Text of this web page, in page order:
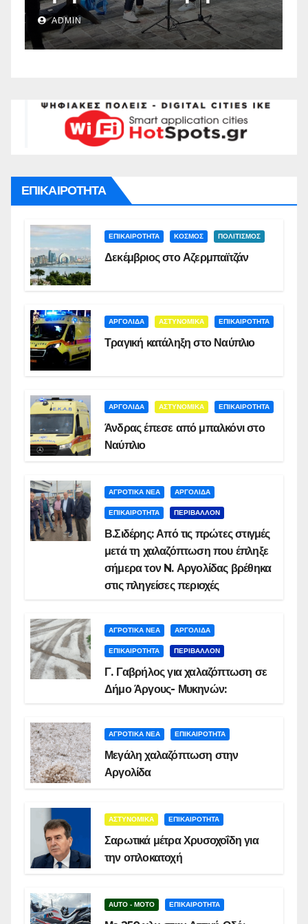
Ναυπλιέων(vid)
ADMIN
ΕΠΙΚΑΙΡΟΤΗΤΑ
ΕΠΙΚΑΙΡΟΤΗΤΑ ΚΟΣΜΟΣ ΠΟΛΙΤΙΣΜΟΣ
Δεκέμβριος στο Αζερμπαϊτζάν
ΑΡΓΟΛΙΔΑ ΑΣΤΥΝΟΜΙΚΑ ΕΠΙΚΑΙΡΟΤΗΤΑ
Τραγική κατάληξη στο Ναύπλιο
ΑΡΓΟΛΙΔΑ ΑΣΤΥΝΟΜΙΚΑ ΕΠΙΚΑΙΡΟΤΗΤΑ
Άνδρας έπεσε από μπαλκόνι στο
Ναύπλιο
ΑΓΡΟΤΙΚΑ ΝΕΑ ΑΡΓΟΛΙΔΑ
ΕΠΙΚΑΙΡΟΤΗΤΑ ΠΕΡΙΒΑΛΛΟΝ
Β.Σιδέρης: Από τις πρώτες στιγμές
μετά τη χαλαζόπτωση που έπληξε
σήμερα τον N. Αργολίδας βρέθηκα
στις πληγείσες περιοχές
ΑΓΡΟΤΙΚΑ ΝΕΑ ΑΡΓΟΛΙΔΑ
ΕΠΙΚΑΙΡΟΤΗΤΑ ΠΕΡΙΒΑΛΛΟΝ
Γ. Γαβρήλος για χαλαζόπτωση σε
Δήμο Άργους- Μυκηνών:
ΑΓΡΟΤΙΚΑ ΝΕΑ ΕΠΙΚΑΙΡΟΤΗΤΑ
Μεγάλη χαλαζόπτωση στην
Αργολίδα
ΑΣΤΥΝΟΜΙΚΑ ΕΠΙΚΑΙΡΟΤΗΤΑ
Σαρωτικά μέτρα Χρυσοχοΐδη για
την οπλοκατοχή
AUTO - MOTO ΕΠΙΚΑΙΡΟΤΗΤΑ